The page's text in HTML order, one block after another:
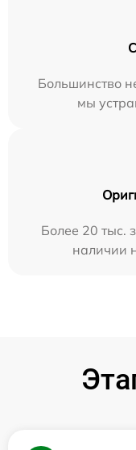
Большинство
мы
Более 20 тыс.
наличии